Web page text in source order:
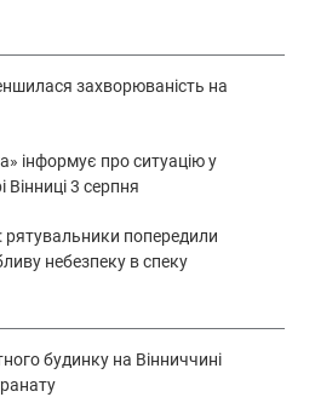
захворюваність на
інформує про ситуацію у
Вінниці 3 серпня
попередили
небезпеку в спеку
будинку на Вінниччині